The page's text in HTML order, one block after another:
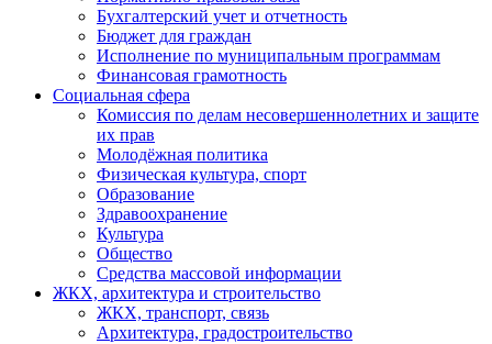
Бухгалтерский учет и отчетность
Бюджет для граждан
Исполнение по муниципальным программам
Финансовая грамотность
Социальная сфера
Комиссия по делам несовершеннолетних и защите
их прав
Молодёжная политика
Физическая культура, спорт
Образование
Здравоохранение
Культура
Общество
Средства массовой информации
ЖКХ, архитектура и строительство
ЖКХ, транспорт, связь
Архитектура, градостроительство